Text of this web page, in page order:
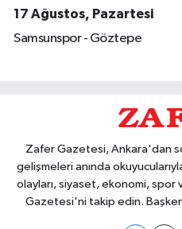
17 Ağustos, Pazartesi
Samsunspor - Göztepe
Zafer Gazetesi, Ankara'dan
gelişmeleri anında
olayları, siyaset, ekonomi,
Gazetesi'ni takip edin.